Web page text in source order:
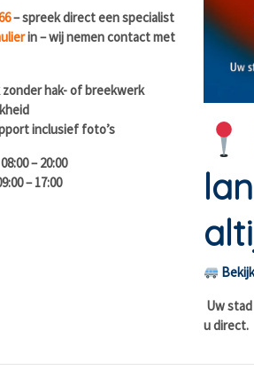
– spreek direct een specialist
in – wij nemen contact met
hak- of breekwerk
inclusief foto’s
– 20:00
– 17:00
Uw
u direct.